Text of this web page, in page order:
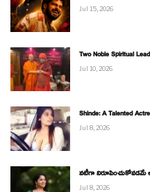
Jul 15, 2026
Two Noble Spiritual
Jul 10, 2026
Shinde: A Talented
Jul 8, 2026
నటీగా నిరూపించుకోవడమే
Jul 8, 2026